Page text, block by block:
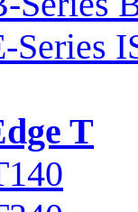
Series
T